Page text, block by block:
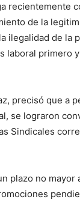
recientemente
de la
ilegalidad de la
laboral primero
precisó que a
se lograron
Sindicales
plazo no mayor